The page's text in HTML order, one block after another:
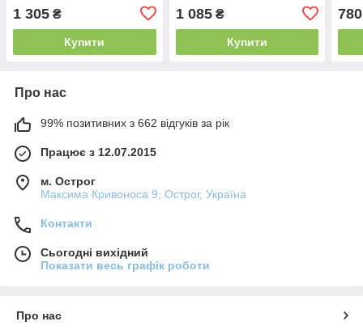
1 305 ₴
Купити
1 085₴
Купити
780
Про нас
99% позитивних з 662 відгуків за рік
Працює з 12.07.2015
м. Острог
Максима Кривоноса 9, Острог, Україна
Контакти
Сьогодні вихідний
Показати весь графік роботи
Про нас